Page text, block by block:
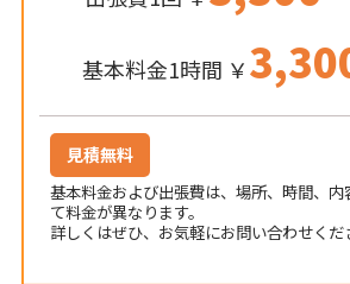
基本料金1時間 ￥
見積無料
基本料金および出張費は、場所、時間、内
て料金が異なります。
詳しくはぜひ、お気軽にお問い合わせくだ